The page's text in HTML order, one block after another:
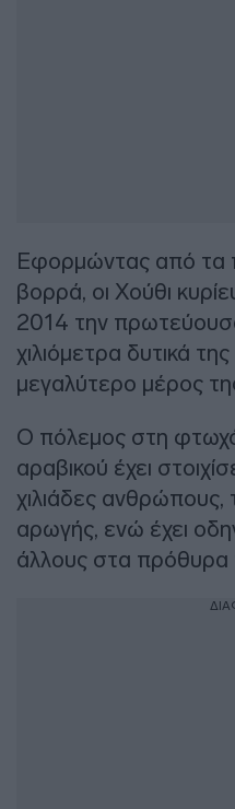
Εφορμώντας από τα
βορρά, οι Χούθι
2014 την
χιλιόμετρα δυτικά
μεγαλύτερο μέρος
Ο πόλεμος στη
αραβικού έχει
χιλιάδες ανθρώπους,
αρωγής, ενώ έχει
άλλους στα πρόθυρα